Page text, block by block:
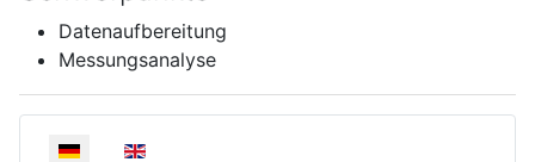
Sprache auswählen
Datenaufbereitung
Messungsanalyse